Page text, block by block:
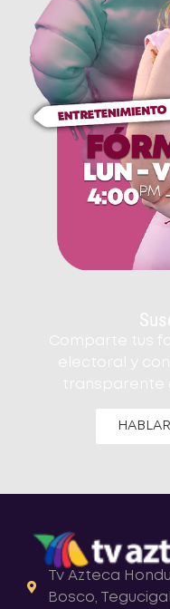
Comparte tus
electoral y
transparente
Tv Azteca
Bosco,